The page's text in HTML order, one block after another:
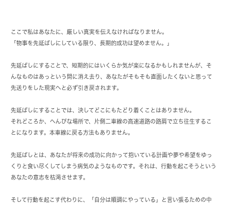
ここで私はあなたに、厳しい真実を伝えなければなりません。
「物事を先延ばしにしている限り、長期的成功は望めません。」
先延ばしにすることで、短期的にはいくらか気が楽になるかもしれませんが、そ
んなものはあっという間に消え去り、あなたがそもそも直面したくないと思って
先送りをした現実へと必ず引き戻されます。
先延ばしにすることでは、決してどこにもたどり着くことはありません。
それどころか、へんぴな場所で、片側二車線の高速道路の路肩で立ち往生するこ
とになります。本車線に戻る方法もありません。
先延ばしとは、あなたが将来の成功に向かって抱いている計画や夢や希望をゆっ
くりと食い尽くしてしまう病気のようなものです。それは、行動を起こそうという
あなたの意志を枯渇させます。
そして行動を起こす代わりに、「自分は順調にやっている」と言い張るための中